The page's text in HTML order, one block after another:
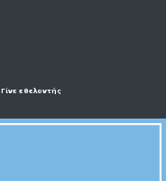
Γίνε εθελοντής